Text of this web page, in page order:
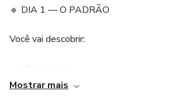
🔹 DIA 1 — O PADRÃO
Você vai descobrir:
_onde se anula;
Mostrar mais